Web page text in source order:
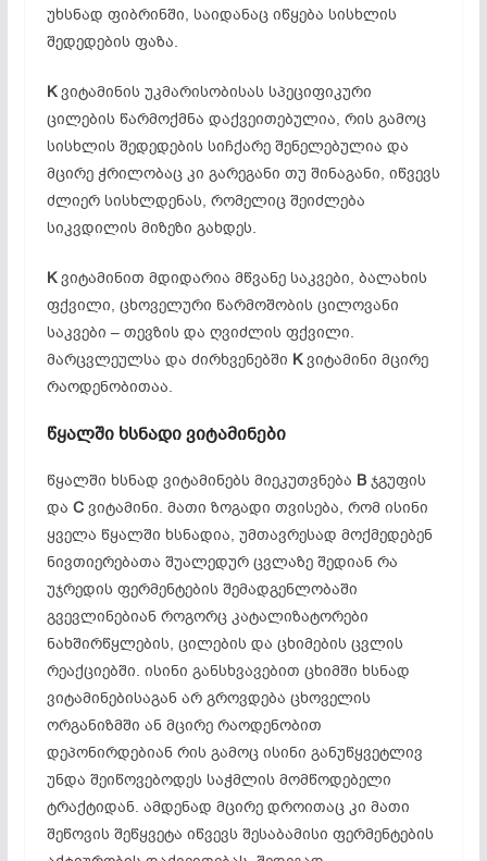
უხსნად ფიბრინში, საიდანაც იწყება სისხლის
შედედების ფაზა.
Kვიტამინის უკმარისობისას სპეციფიკური
ცილების წარმოქმნა დაქვეითებულია, რის გამოც
სისხლის შედედების სიჩქარე შენელებულია და
მცირე ჭრილობაც კი გარეგანი თუ შინაგანი, იწვევს
ძლიერ სისხლდენას, რომელიც შეიძლება
სიკვდილის მიზეზი გახდეს.
Kვიტამინით მდიდარია მწვანე საკვები, ბალახის
ფქვილი, ცხოველური წარმოშობის ცილოვანი
საკვები – თევზის და ღვიძლის ფქვილი.
მარცვლეულსა და ძირხვენებში Kვიტამინი მცირე
რაოდენობითაა.
წყალში ხსნადივიტამინები
წყალში ხსნად ვიტამინებს მიეკუთვნება Bჯგუფის
და Cვიტამინი. მათი ზოგადი თვისება, რომ ისინი
ყველა წყალში ხსნადია, უმთავრესად მოქმედებენ
ნივთიერებათა შუალედურ ცვლაზე შედიან რა
უჯრედის ფერმენტების შემადგენლობაში
გვევლინებიან როგორც კატალიზატორები
ნახშირწყლების, ცილების და ცხიმების ცვლის
რეაქციებში. ისინი განსხვავებით ცხიმში ხსნად
ვიტამინებისაგან არ გროვდება ცხოველის
ორგანიზმში ან მცირე რაოდენობით
დეპონირდებიან რის გამოც ისინი განუწყვეტლივ
უნდა შეიწოვებოდეს საჭმლის მომწოდებელი
ტრაქტიდან. ამდენად მცირე დროითაც კი მათი
შეწოვის შეწყვეტა იწვევს შესაბამისი ფერმენტების